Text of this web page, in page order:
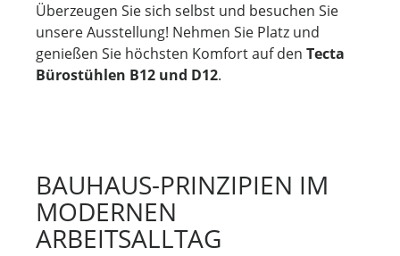
Überzeugen Sie sich selbst und besuchen Sie
unsere Ausstellung! Nehmen Sie Platz und
genießen Sie höchsten Komfort auf den Tecta
Bürostühlen B12 und D12.
BAUHAUS-PRINZIPIEN IM
MODERNEN
ARBEITSALLTAG